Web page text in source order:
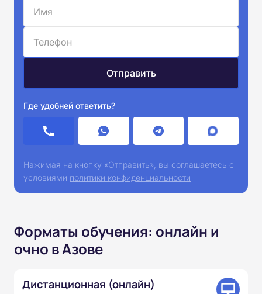
Где удобней ответить?
Нажимая на кнопку «Отправить», вы соглашаетесь с
условиями политики конфиденциальности
Форматы обучения: онлайн и
очно в Азове
Дистанционная (онлайн)